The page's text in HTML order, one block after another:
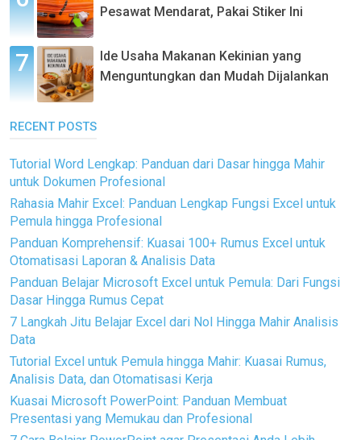
Pesawat Mendarat, Pakai Stiker Ini
Ide Usaha Makanan Kekinian yang
Menguntungkan dan Mudah Dijalankan
RECENT POSTS
Tutorial Word Lengkap: Panduan dari Dasar hingga Mahir
untuk Dokumen Profesional
Rahasia Mahir Excel: Panduan Lengkap Fungsi Excel untuk
Pemula hingga Profesional
Panduan Komprehensif: Kuasai 100+ Rumus Excel untuk
Otomatisasi Laporan & Analisis Data
Panduan Belajar Microsoft Excel untuk Pemula: Dari Fungsi
Dasar Hingga Rumus Cepat
7 Langkah Jitu Belajar Excel dari Nol Hingga Mahir Analisis
Data
Tutorial Excel untuk Pemula hingga Mahir: Kuasai Rumus,
Analisis Data, dan Otomatisasi Kerja
Kuasai Microsoft PowerPoint: Panduan Membuat
Presentasi yang Memukau dan Profesional